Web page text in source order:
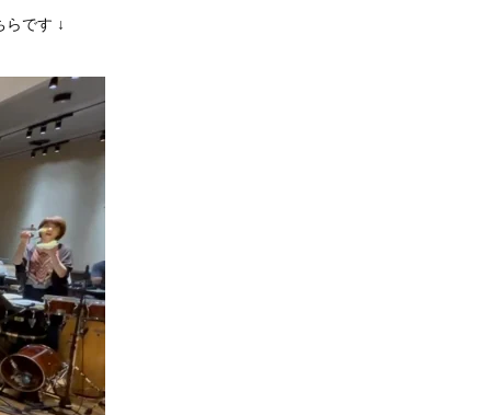
らです ↓